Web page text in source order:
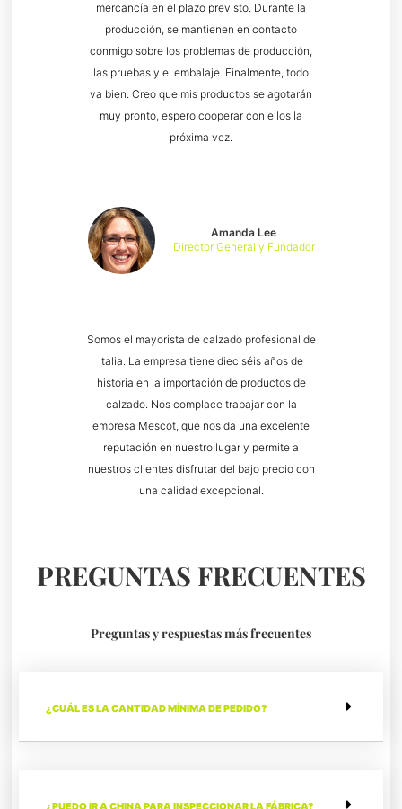
Somos el mayorista de calzado profesional de
Italia. La empresa tiene dieciséis años de
historia en la importación de productos de
calzado. Nos complace trabajar con la
empresa Mescot, que nos da una excelente
reputación en nuestro lugar y permite a
nuestros clientes disfrutar del bajo precio con
una calidad excepcional.
Amanda Lee
Director General y Fundador
mercancía en el plazo previsto. Durante la
producción, se mantienen en contacto
conmigo sobre los problemas de producción,
las pruebas y el embalaje. Finalmente, todo
va bien. Creo que mis productos se agotarán
muy pronto, espero cooperar con ellos la
próxima vez.
PREGUNTAS FRECUENTES
Preguntas y respuestas más frecuentes
¿CUÁL ES LA CANTIDAD MÍNIMA DE PEDIDO?